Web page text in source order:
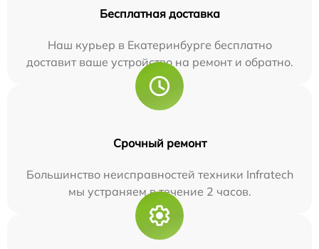
Бесплатная доставка
Наш курьер в Екатеринбурге бесплатно
доставит ваше устройство на ремонт и обратно.
Срочный ремонт
Большинство неисправностей техники Infratech
мы устраняем в течение 2 часов.